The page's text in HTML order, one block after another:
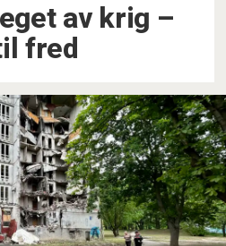
av krig –
fred